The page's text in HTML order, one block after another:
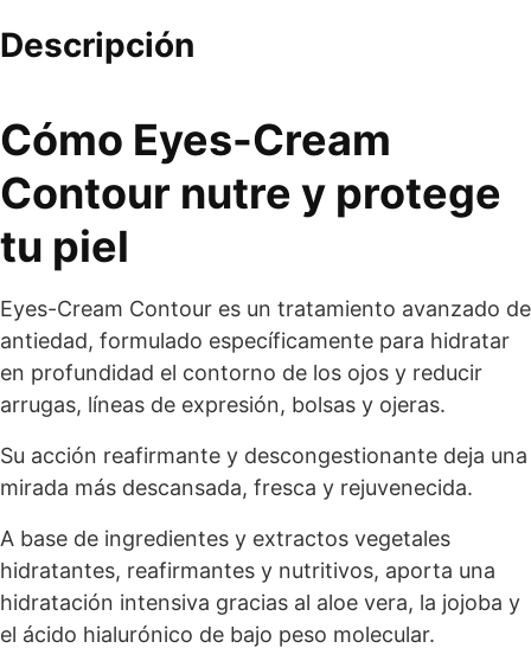
Descripción
Cómo Eyes-Cream
Contour nutre y protege
tu piel
Eyes-Cream Contour es un tratamiento avanzado de
antiedad, formulado específicamente para hidratar
en profundidad el contorno de los ojos y reducir
arrugas, líneas de expresión, bolsas y ojeras.
Su acción reafirmante y descongestionante deja una
mirada más descansada, fresca y rejuvenecida.
A base de ingredientes y extractos vegetales
hidratantes, reafirmantes y nutritivos, aporta una
hidratación intensiva gracias al aloe vera, la jojoba y
el ácido hialurónico de bajo peso molecular.